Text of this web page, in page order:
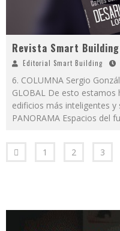
Revista Smart
Editorial Smart Building
6. COLUMNA Sergio
GLOBAL De esto estamos
edificios más inteligentes
PANORAMA Espacios del
1 2 3